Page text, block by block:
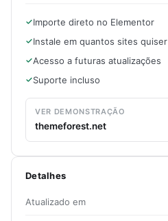
Importe direto no Elementor
Instale em quantos sites quiser
Acesso a futuras atualizações
Suporte incluso
VER DEMONSTRAÇÃO
themeforest.net
Detalhes
Atualizado em